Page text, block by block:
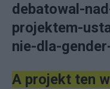
debatowal-
projektem-
nie-dla-
A projekt ten